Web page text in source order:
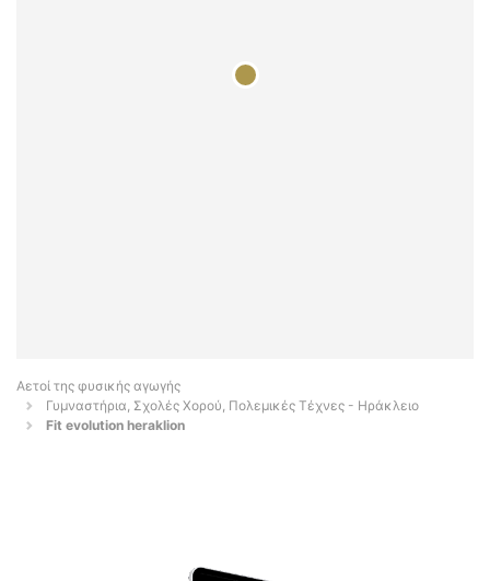
Αετοί της φυσικής αγωγής
Γυμναστήρια, Σχολές Χορού, Πολεμικές Τέχνες - Ηράκλειο
Fit evolution heraklion